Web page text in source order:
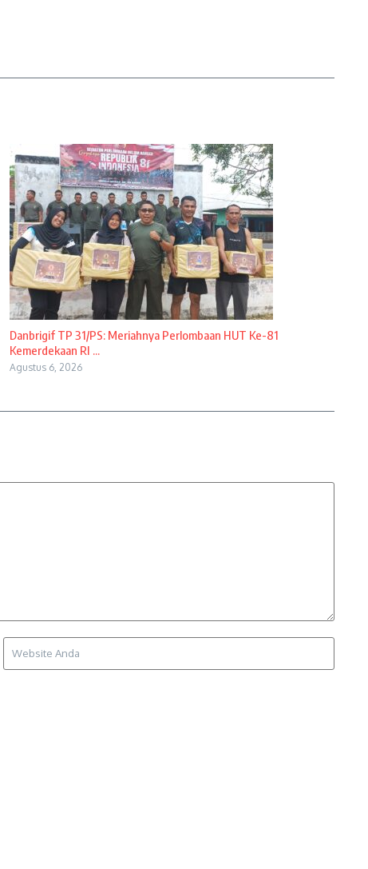
Danbrigif TP 31/PS: Meriahnya Perlombaan HUT Ke-81
Kemerdekaan RI ...
Agustus 6, 2026